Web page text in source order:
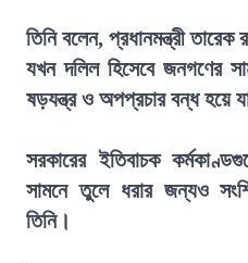
তিনি বলেন, প্রধানমন্ত্রী
যখন দলিল হিসেবে জনগণের
ষড়যন্ত্র ও অপপ্রচার বন্ধ হয়ে
সরকারের ইতিবাচক
সামনে তুলে ধরার জন্যও
তিনি।